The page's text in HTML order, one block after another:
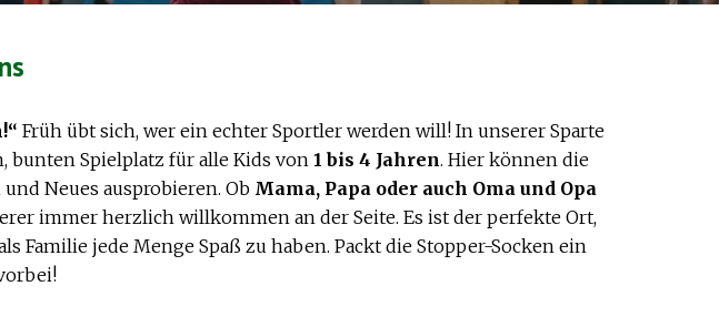
Früh übt sich, wer ein echter Sportler werden will! In unserer Sparte
bunten Spielplatz für alle Kids von 1 bis 4 Jahren. Hier können die
Neues ausprobieren. Ob Mama, Papa oder auch Oma und Opa
immer herzlich willkommen an der Seite. Es ist der perfekte Ort,
jede Menge Spaß zu haben. Packt die Stopper-Socken ein